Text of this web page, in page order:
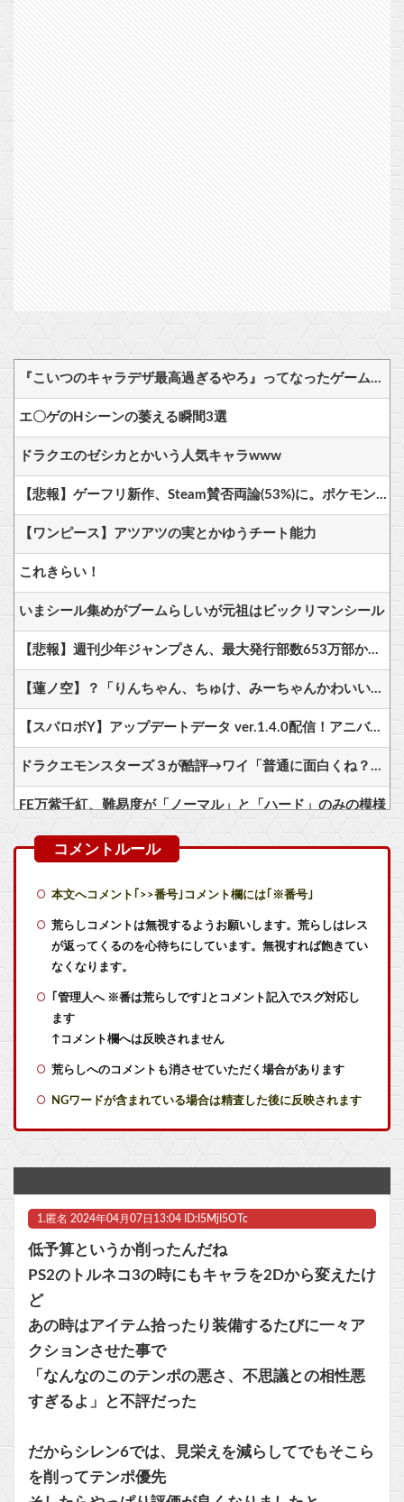
『こいつのキャラデザ最高過ぎるやろ』ってなったゲームキャラｗｗｗｗ
エ〇ゲのHシーンの萎える瞬間3選
ドラクエのゼシカとかいう人気キャラwww
【悲報】ゲーフリ新作、Steam賛否両論(53%)に。ポケモンで磨いた技術力…
【ワンピース】アツアツの実とかゆうチート能力
これきらい！
いまシール集めがブームらしいが元祖はビックリマンシール
【悲報】週刊少年ジャンプさん、最大発行部数653万部から急降下でついに100万部を割ってしまうwwwwww
【蓮ノ空】？「りんちゃん、ちゅけ、みーちゃんかわいいねぇ💚」【ラブライブ！】
【スパロボY】アップデートデータ ver.1.4.0配信！アニバーサリーエキスパンションパックも本日配信！
ドラクエモンスターズ３が酷評→ワイ「普通に面白くね？？」
FE万紫千紅、難易度が「ノーマル」と「ハード」のみの模様
同級生が食われた………。
【ラブライブ！】ラブカ、ドスケベ水着CM他
【ウマ娘】なんとかなれーーーッ(極道入稿)
【艦これ】差し入れゴトさん 他
【艦これ】今回のかわいい大賞は決まった
【艦これ】ムラクモウサギ 他
【朗報】ファイアーエムブレムさん、ついにキャラ成長率がゲーム内で見れるようになる
マジでものが捨てられないオタクなんだが他
本文へコメント｢>>番号｣コメント欄には｢※番号｣
荒らしコメントは無視するようお願いします。荒らしはレス
が返ってくるのを心待ちにしています。無視すれば飽きてい
なくなります。
｢管理人へ ※番は荒らしです｣とコメント記入でスグ対応し
ます
↑コメント欄へは反映されません
荒らしへのコメントも消させていただく場合があります
NGワードが含まれている場合は精査した後に反映されます
1. 匿名 2024年04月07日13:04 ID:I5MjI5OTc
低予算というか削ったんだね
PS2のトルネコ3の時にもキャラを2Dから変えたけ
ど
あの時はアイテム拾ったり装備するたびに一々ア
クションさせた事で
「なんなのこのテンポの悪さ、不思議との相性悪
すぎるよ」と不評だった
だからシレン6では、見栄えを減らしてでもそこら
を削ってテンポ優先